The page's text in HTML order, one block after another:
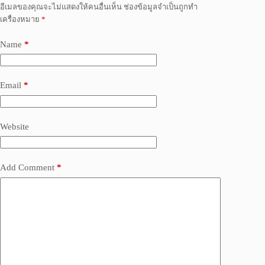
อีเมลของคุณจะไม่แสดงให้คนอื่นเห็น ช่องข้อมูลจำเป็นถูกทำ
เครื่องหมาย *
Name *
Email *
Website
Add Comment *